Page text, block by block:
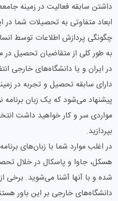
داشتن سابقه فعالیت در زمینه
ابعاد متفاوتی به تحصیلات شما
چگونگی پردازش اطلاعات توسط
به طور کلی از متقاضیان تحصیل در
در ایران و یا دانشگاه‌های خارجی
دارای سابقه تحصیل و تجربه در زمینه
پیشنهاد می‌شود که یک زبان برنامه
مواردی سر و کار خواهید داشت
بپردازید.
هسکل، جاوا و پاسکال در خلال
شده و با آنها آشنا می‌شوید. برخی
دانشگاه‌های خارجی بر این باور